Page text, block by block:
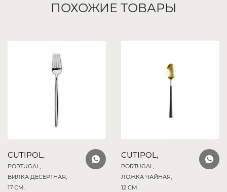
ПОХОЖИЕ ТОВАРЫ
CUTIPOL,
PORTUGAL,
ВИЛКА ДЕСЕРТНАЯ,
17 СМ.
CUTIPOL,
PORTUGAL,
ЛОЖКА ЧАЙНАЯ,
12 СМ.